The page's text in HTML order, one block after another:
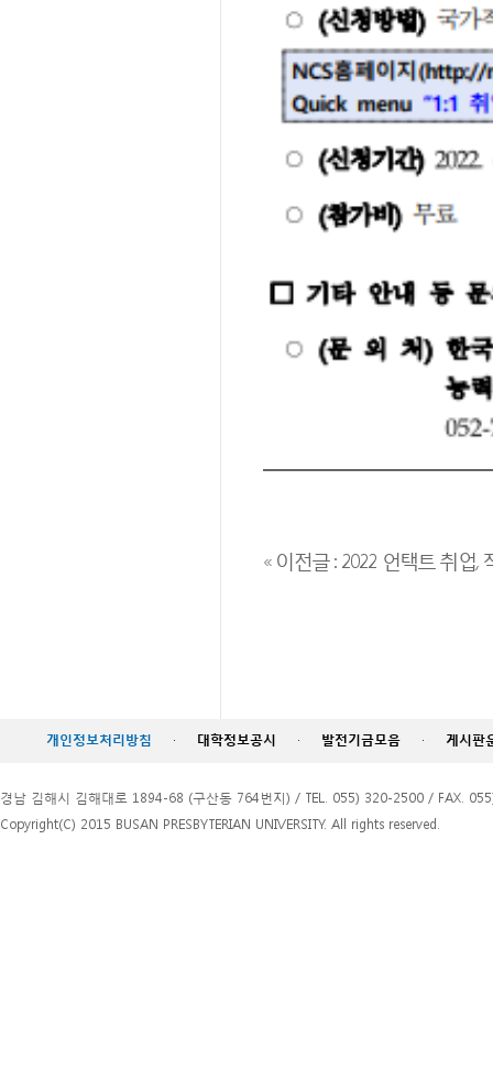
« 이전글 : 2022 언택트 취업,
개인정보처리방침 · 대학정보공시 · 발전기금모음 · 게시판
경남 김해시 김해대로 1894-68 (구산동 764번지) / TEL. 055) 320-2500 / FAX.
Copyright(C) 2015 BUSAN PRESBYTERIAN UNIVERSITY. All rights reserved.